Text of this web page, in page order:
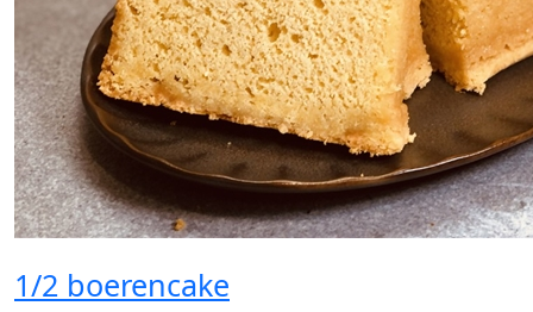
1/2 boerencake